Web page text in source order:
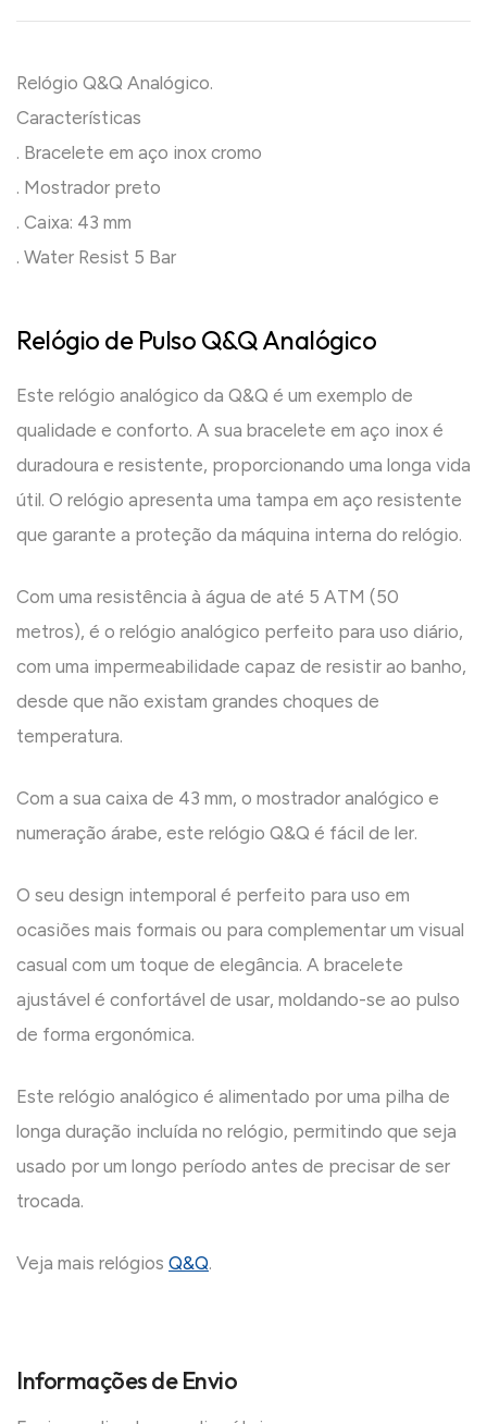
Relógio Q&Q Analógico.
Características
. Bracelete em aço inox cromo
. Mostrador preto
. Caixa: 43 mm
. Water Resist 5 Bar
Relógio de Pulso Q&Q Analógico
Este relógio analógico da Q&Q é um exemplo de
qualidade e conforto. A sua bracelete em aço inox é
duradoura e resistente, proporcionando uma longa vida
útil. O relógio apresenta uma tampa em aço resistente
que garante a proteção da máquina interna do relógio.
Com uma resistência à água de até 5 ATM (50
metros), é o relógio analógico perfeito para uso diário,
com uma impermeabilidade capaz de resistir ao banho,
desde que não existam grandes choques de
temperatura.
Com a sua caixa de 43 mm, o mostrador analógico e
numeração árabe, este relógio Q&Q é fácil de ler.
O seu design intemporal é perfeito para uso em
ocasiões mais formais ou para complementar um visual
casual com um toque de elegância. A bracelete
ajustável é confortável de usar, moldando-se ao pulso
de forma ergonómica.
Este relógio analógico é alimentado por uma pilha de
longa duração incluída no relógio, permitindo que seja
usado por um longo período antes de precisar de ser
trocada.
Veja mais relógios Q&Q.
Informações de Envio